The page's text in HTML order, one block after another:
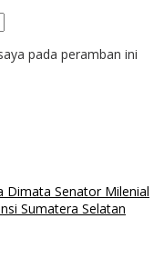
pada peramban ini
Dimata Senator Milenial
Sumatera Selatan